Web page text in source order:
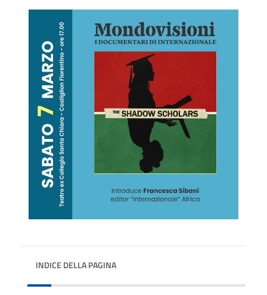
INDICE DELLA PAGINA